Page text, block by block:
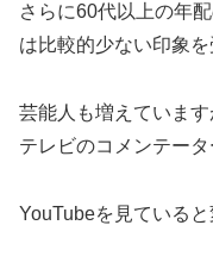
さらに60代以上の年
は比較的少ない印象を
芸能人も増えていま
テレビのコメンテータ
YouTubeを見ている